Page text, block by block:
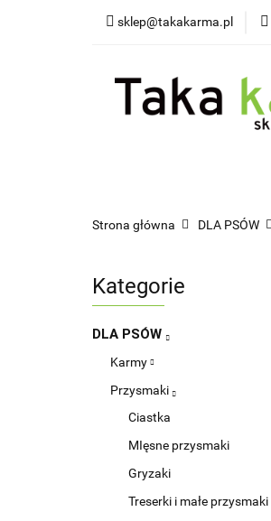
sklep@takakarma.pl
Strona główna DLA PSÓW
Kategorie
DLA PSÓW
Karmy
Przysmaki
Ciastka
MIęsne przysmaki
Gryzaki
Treserki i małe przysmaki